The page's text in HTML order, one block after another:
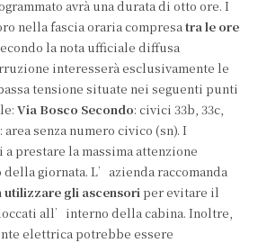
avrà una durata di otto ore. I
nella fascia oraria compresatra le ore
la nota ufficiale diffusa
interesserà esclusivamente le
tensione situate nei seguenti punti
Via Bosco Secondo: civici 33b, 33c,
: area senza numero civico (sn). I
prestare la massima attenzione
giornata. L’azienda raccomanda
utilizzare gli ascensoriper evitare il
all’interno della cabina. Inoltre,
elettrica potrebbe essere